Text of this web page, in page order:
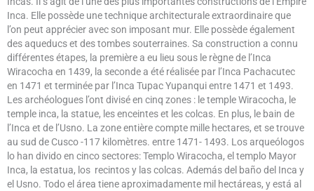
Inca. Elle possède une technique architecturale extraordinaire que
l’on peut apprécier avec son imposant mur. Elle possède également
des aqueducs et des tombes souterraines. Sa construction a connu
différentes étapes, la première a eu lieu sous le règne de l’Inca
Wiracocha en 1439, la seconde a été réalisée par l’Inca Pachacutec
en 1471 et terminée par l’Inca Tupac Yupanqui entre 1471 et 1493.
Les archéologues l’ont divisé en cinq zones : le temple Wiracocha, le
temple inca, la statue, les enceintes et les colcas. En plus, le bain de
l’Inca et de l’Usno. La zone entière compte mille hectares, et se trouve
au sud de Cusco -117 kilomètres. entre 1471- 1493. Los arqueólogos
lo han divido en cinco sectores: Templo Wiracocha, el templo Mayor
Inca, la estatua, los recintos y las colcas. Además del baño del Inca y
el Usno. Todo el área tiene aproximadamente mil hectáreas, y está al